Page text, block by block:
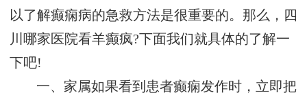
以了解癫痫病的急救方法是很重要的。那么，四
川哪家医院看羊癫疯?下面我们就具体的了解一
下吧!
一、家属如果看到患者癫痫发作时，立即把